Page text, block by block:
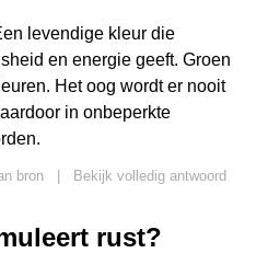
levendige kleur die
en energie geeft. Groen
Het oog wordt er nooit
in onbeperkte
bron
Bekijk volledig antwoord
rust?